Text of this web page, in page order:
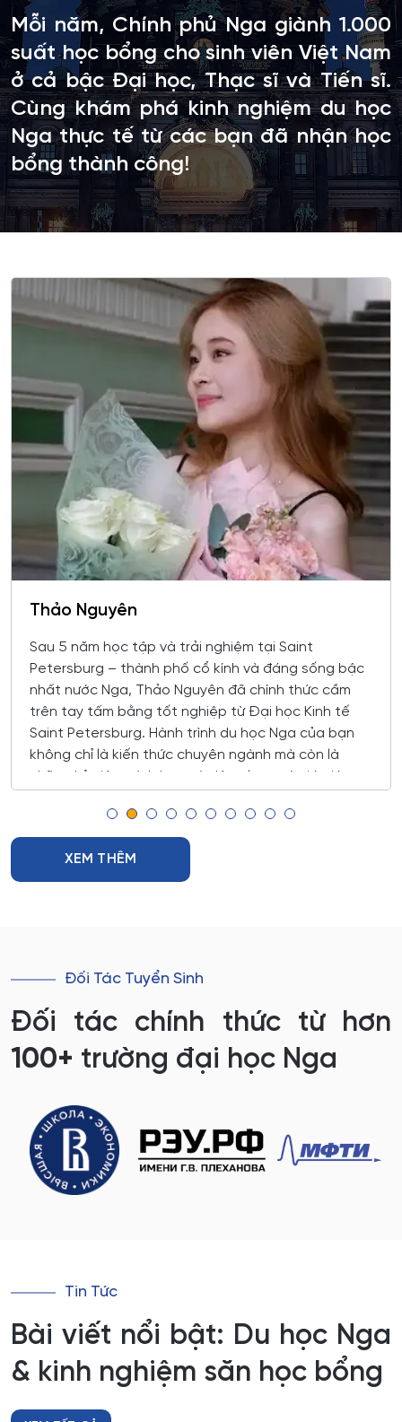
Mỗi năm, Chính phủ Nga giành 1.000
suất học bổng cho sinh viên Việt Nam
ở cả bậc Đại học, Thạc sĩ và Tiến sĩ.
Cùng khám phá kinh nghiệm du học
Nga thực tế từ các bạn đã nhận học
bổng thành công!
Thảo Nguyên
Sau 5 năm học tập và trải nghiệm tại Saint
Petersburg – thành phố cổ kính và đáng sống bậc
nhất nước Nga, Thảo Nguyên đã chính thức cầm
trên tay tấm bằng tốt nghiệp từ Đại học Kinh tế
Saint Petersburg. Hành trình du học Nga của bạn
không chỉ là kiến thức chuyên ngành mà còn là
những kỷ niệm, tình bạn và động lực quý giá giúp
XEM THÊM
Đối Tác Tuyển Sinh
Đối tác chính thức từ hơn
100+ trường đại học Nga
Tin Tức
Bài viết nổi bật: Du học Nga
& kinh nghiệm săn học bổng